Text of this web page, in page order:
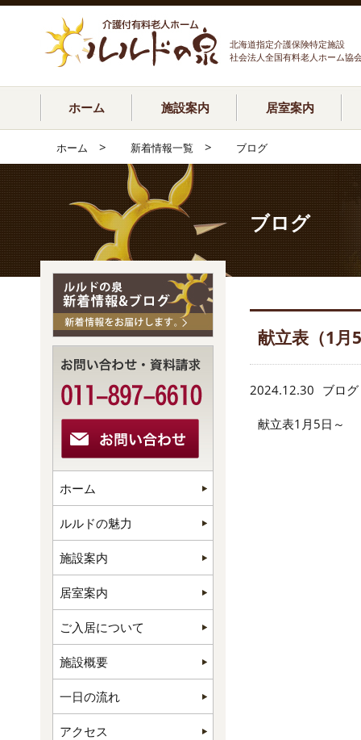
北海道指定介護保険特定施設
社会法人全国有料老人ホーム協
ホーム 施設案内 居室案内
ホーム > 新着情報一覧 > ブログ
ブログ
献立表（1月
2024.12.30 ブログ
献立表1月5日～
ホーム
ルルドの魅力
施設案内
居室案内
ご入居について
施設概要
一日の流れ
アクセス